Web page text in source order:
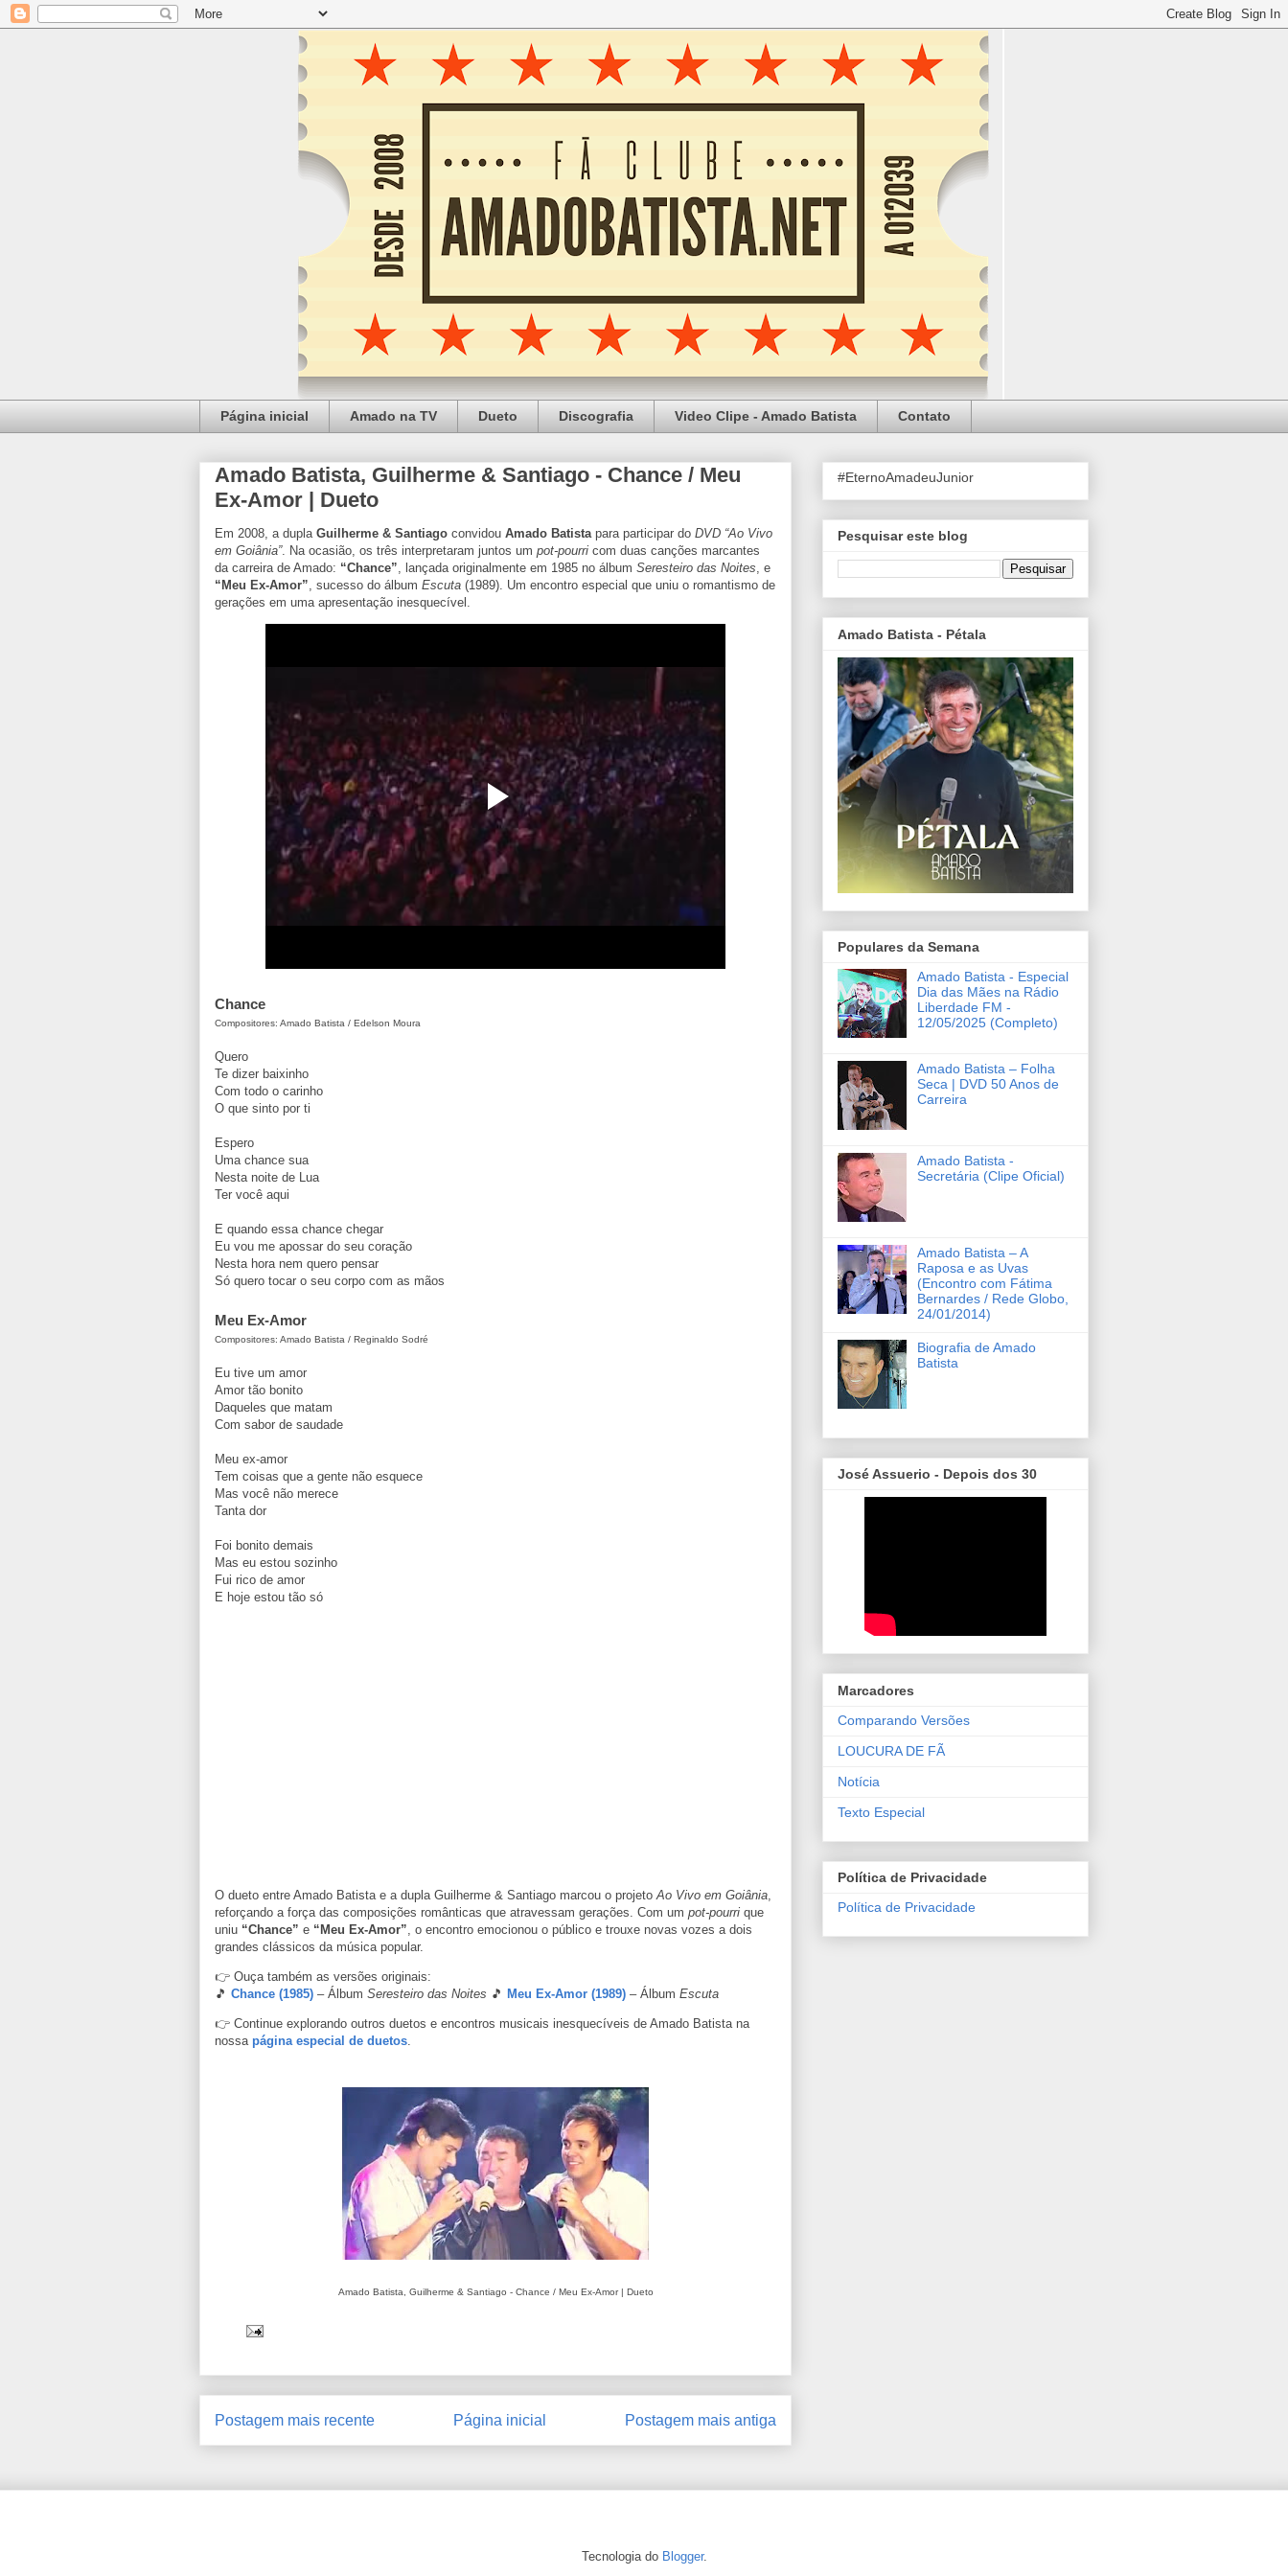
Página inicial Amado na TV Dueto Discografia Video Clipe - Amado Batista Contato
Amado Batista, Guilherme & Santiago - Chance / Meu
Ex-Amor | Dueto
Em 2008, a dupla Guilherme & Santiago convidou Amado Batista para participar do DVD “Ao Vivo
em Goiânia”. Na ocasião, os três interpretaram juntos um pot-pourri com duas canções marcantes
da carreira de Amado: “Chance” , lançada originalmente em 1985 no álbum Seresteiro das Noites , e
“Meu Ex-Amor” , sucesso do álbum Escuta (1989). Um encontro especial que uniu o romantismo de
gerações em uma apresentação inesquecível.
Chance
Compositores: Amado Batista / Edelson Moura
Quero
Te dizer baixinho
Com todo o carinho
O que sinto por ti
Espero
Uma chance sua
Nesta noite de Lua
Ter você aqui
E quando essa chance chegar
Eu vou me apossar do seu coração
Nesta hora nem quero pensar
Só quero tocar o seu corpo com as mãos
Meu Ex-Amor
Compositores: Amado Batista / Reginaldo Sodré
Eu tive um amor
Amor tão bonito
Daqueles que matam
Com sabor de saudade
Meu ex-amor
Tem coisas que a gente não esquece
Mas você não merece
Tanta dor
Foi bonito demais
Mas eu estou sozinho
Fui rico de amor
E hoje estou tão só
O dueto entre Amado Batista e a dupla Guilherme & Santiago marcou o projeto Ao Vivo em Goiânia
reforçando a força das composições românticas que atravessam gerações. Com um pot-pourri que
uniu “Chance” e “Meu Ex-Amor” , o encontro emocionou o público e trouxe novas vozes a dois
grandes clássicos da música popular.
👉 Ouça também as versões originais:
🎵 Chance (1985) – Álbum Seresteiro das Noites 🎵 Meu Ex-Amor (1989) – Álbum Escuta
👉 Continue explorando outros duetos e encontros musicais inesquecíveis de Amado Batista na
nossa página especial de duetos
Amado Batista, Guilherme & Santiago - Chance / Meu Ex-Amor | Dueto
Postagem mais recente Postagem mais antiga
Página inicial
#EternoAmadeuJunior
Pesquisar este blog
Amado Batista - Pétala
Populares da Semana
Amado Batista - Especial
Dia das Mães na Rádio
Liberdade FM -
12/05/2025 (Completo)
Amado Batista – Folha
Seca | DVD 50 Anos de
Carreira
Amado Batista -
Secretária (Clipe Oficial)
Amado Batista – A
Raposa e as Uvas
(Encontro com Fátima
Bernardes / Rede Globo,
24/01/2014)
Biografia de Amado
Batista
José Assuerio - Depois dos 30
Marcadores
Comparando Versões
LOUCURA DE FÃ
Notícia
Texto Especial
Política de Privacidade
Política de Privacidade
Tecnologia do Blogger.